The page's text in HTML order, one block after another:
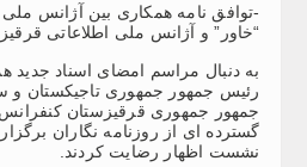
-توافق نامه همکاری بین آژانس ملی
“خاور” و آژانس ملی اطلاعاتی
به دنبال مراسم امضای اسناد جدید
رئیس جمهور جمهوری تاجیکستان و
جمهور جمهوری قرقیزستان
گسترده ای از روزنامه نگاران برگزار
نشست اظهار رضایت کردند.